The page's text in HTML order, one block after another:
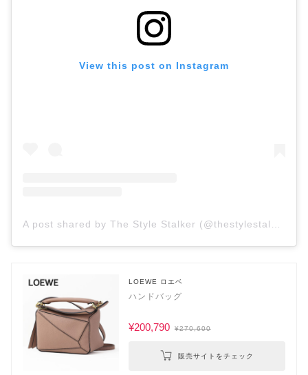
View this post on Instagram
A post shared by The Style Stalker (@thestylestalkercom)
LOEWE ロエベ
ハンドバッグ
¥200,790 ¥270,600
販売サイトをチェック